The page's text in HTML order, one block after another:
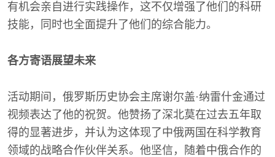
有机会亲自进行实践操作，这不仅增强了他们的科研
技能，同时也全面提升了他们的综合能力。
各方寄语展望未来
活动期间，俄罗斯历史协会主席谢尔盖·纳雷什金通过
视频表达了他的祝贺。他赞扬了深北莫在过去五年取
得的显著进步，并认为这体现了中俄两国在科学教育
领域的战略合作伙伴关系。他坚信，随着中俄合作的